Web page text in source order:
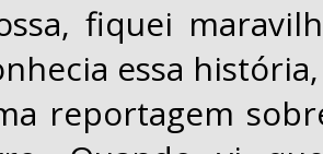
fiquei
essa
reportagem